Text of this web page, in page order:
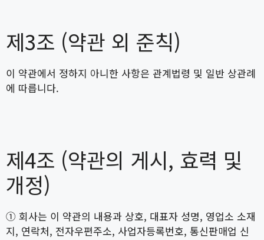
제3조 (약관 외 준칙)
이 약관에서 정하지 아니한 사항은 관계법령 및 일반 상관례
에 따릅니다.
제4조 (약관의 게시, 효력 및
개정)
① 회사는 이 약관의 내용과 상호, 대표자 성명, 영업소 소재
지, 연락처, 전자우편주소, 사업자등록번호, 통신판매업 신